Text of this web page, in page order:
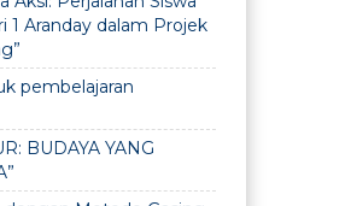
Aranday dalam Projek
pembelajaran
BUDAYA YANG